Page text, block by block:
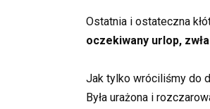
Ostatnia i ostateczna
oczekiwany urlop,
Jak tylko wróciliśmy do
Była urażona i